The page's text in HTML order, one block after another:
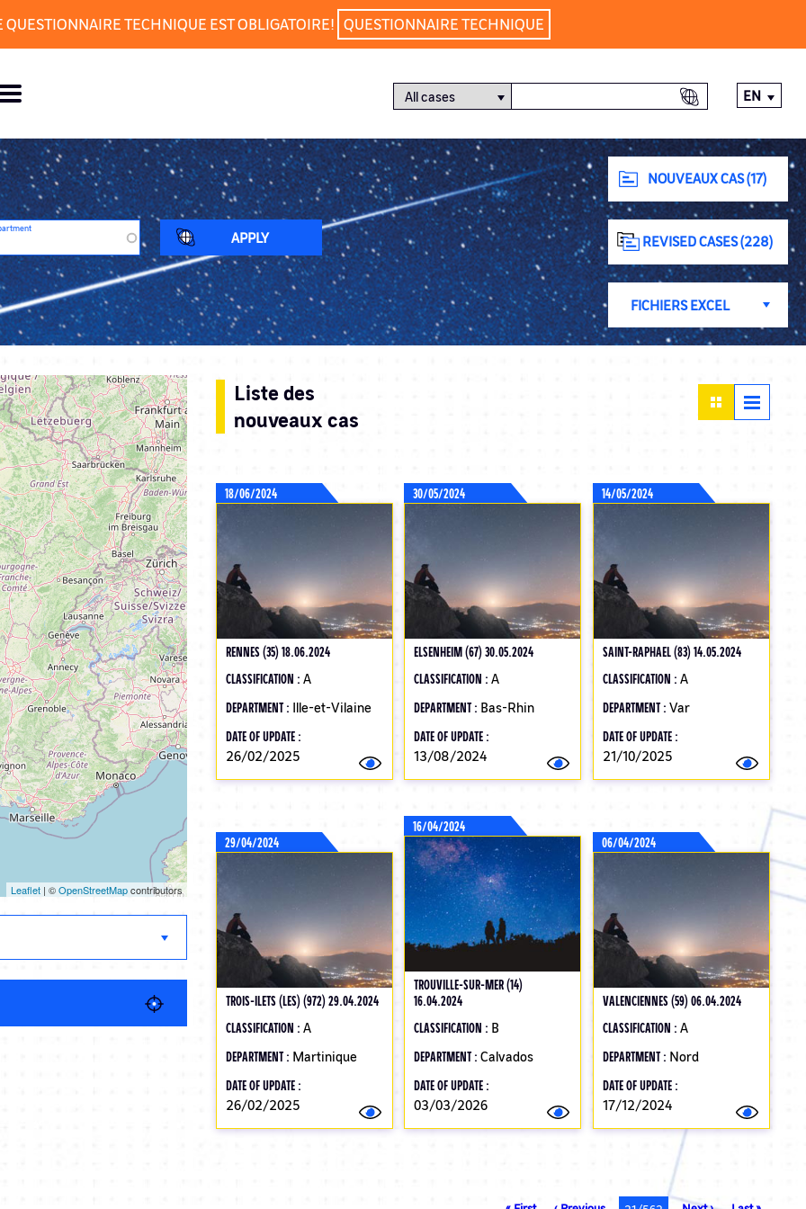
TECHNIQUE EST OBLIGATOIRE! QUESTIONNAIRE TECHNIQUE
EN
NOUVEAUX CAS (17)
REVISED CASES (228)
Leaflet | ©OpenStreetMapcontributors
Liste des
nouveaux cas
18/06/2024
RENNES (35) 18.06.2024
CLASSIFICATION : A
DEPARTMENT : Ille-et-Vilaine
DATE OF UPDATE :
26/02/2025
30/05/2024
ELSENHEIM (67) 30.05.2024
CLASSIFICATION :A
DEPARTMENT : Bas-Rhin
DATE OF UPDATE :
13/08/2024
14/05/2024
SAINT-RAPHAEL (83) 14.05.2024
CLASSIFICATION : A
DEPARTMENT : Var
DATE OF UPDATE :
21/10/2025
29/04/2024
TROIS-ILETS (LES) (972) 29.04.2024
CLASSIFICATION : A
DEPARTMENT : Martinique
DATE OF UPDATE :
26/02/2025
16/04/2024
TROUVILLE-SUR-MER (14)
16.04.2024
CLASSIFICATION : B
DEPARTMENT :Calvados
DATE OF UPDATE :
03/03/2026
06/04/2024
VALENCIENNES (59) 06.04.2024
CLASSIFICATION : A
DEPARTMENT : Nord
DATE OF UPDATE :
17/12/2024